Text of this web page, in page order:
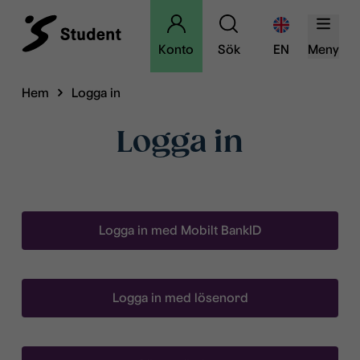
Konto Sök EN Meny
Hem Logga in
Logga in
Logga in med Mobilt BankID
Logga in med lösenord